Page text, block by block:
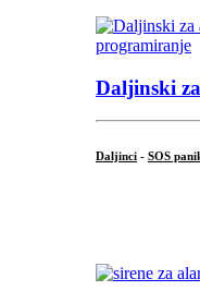
Daljinski
Daljinci - SOS